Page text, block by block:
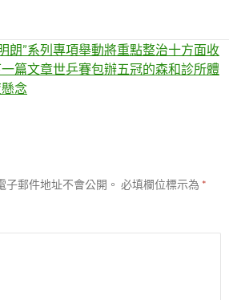
朗”系列專項舉動將重點整治十方面收
篇文章世乒賽包辦五冠的森和診所體
念
郵件地址不會公開。 必填欄位標示為 *